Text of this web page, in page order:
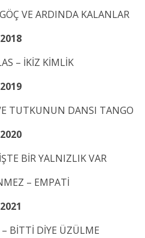
VE ARDINDA KALANLAR
2018
– İKİZ KİMLİK
2019
TUTKUNUN DANSI TANGO
2020
BİR YALNIZLIK VAR
– EMPATİ
2021
BİTTİ DİYE ÜZÜLME